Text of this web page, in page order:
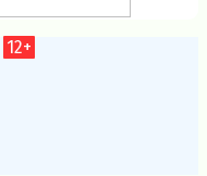
12+